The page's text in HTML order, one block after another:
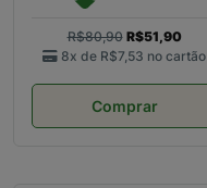
R$80,90 R$51,90
8x de R$7,53 no cartão
Comprar